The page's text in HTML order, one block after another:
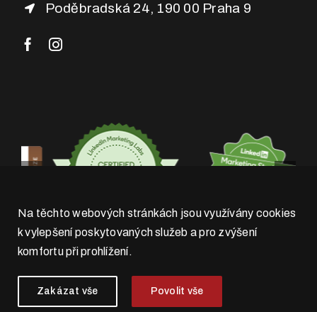
Poděbradská 24, 190 00 Praha 9
Na těchto webových stránkách jsou využívány cookies
k vylepšení poskytovaných služeb a pro zvýšení
komfortu při prohlížení.
Zakázat vše Povolit vše